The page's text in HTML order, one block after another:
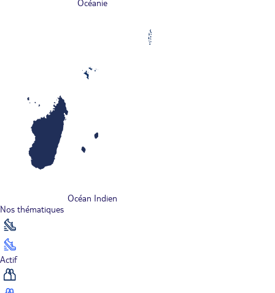
Océanie
Océan Indien
Nos thématiques
Actif